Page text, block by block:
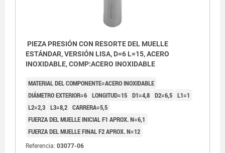
PIEZA PRESIÓN CON RESORTE DEL MUELLE
ESTÁNDAR, VERSIÓN LISA, D=6 L=15, ACERO
INOXIDABLE, COMP:ACERO INOXIDABLE
MATERIAL DEL COMPONENTE=ACERO INOXIDABLE
DIÁMETRO EXTERIOR=6 LONGITUD=15 D1=4,8 D2=6,5 L1=1
L2=2,3 L3=8,2 CARRERA=5,5
FUERZA DEL MUELLE INICIAL F1 APROX. N=6,1
FUERZA DEL MUELLE FINAL F2 APROX. N=12
Referencia: 03077-06